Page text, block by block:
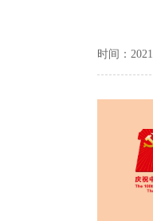
时间：